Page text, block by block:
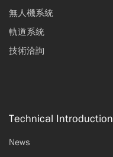
無人機系統
軌道系統
技術洽詢
Technical Introduction
News